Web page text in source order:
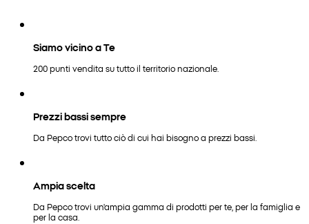
Siamo vicino a Te
200 punti vendita su tutto il territorio nazionale.
Prezzi bassi sempre
Da Pepco trovi tutto ciò di cui hai bisogno a prezzi bassi.
Ampia scelta
Da Pepco trovi un'ampia gamma di prodotti per te, per la famiglia e
per la casa.